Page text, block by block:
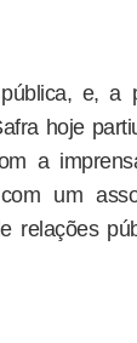
e, a
hoje
a
um
relações